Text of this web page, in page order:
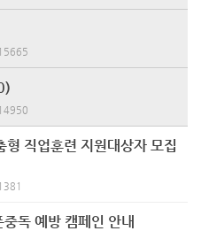
15665
14950
직업훈련 지원대상자 모집
독 예방 캠페인 안내